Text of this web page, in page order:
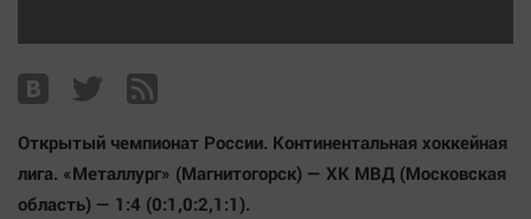
Поиск
Наша победа
Общество
Открытый чемпионат России. Континентальная хоккейная
лига. «Металлург» (Магнитогорск) — ХК МВД (Московская
область) — 1:4 (0:1,0:2,1:1).